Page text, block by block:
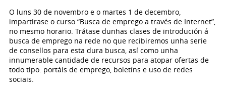
O luns 30 de novembro e o martes 1 de decembro,
impartirase o curso “Busca de emprego a través de Internet”,
no mesmo horario. Trátase dunhas clases de introdución á
busca de emprego na rede no que recibiremos unha serie
de consellos para esta dura busca, así como unha
innumerable cantidade de recursos para atopar ofertas de
todo tipo: portáis de emprego, boletíns e uso de redes
sociais.